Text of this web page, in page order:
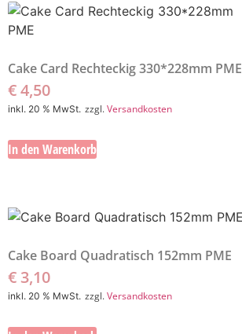
Cake Card Rechteckig 330*228mm PME
€4,50
inkl. 20 % MwSt. zzgl.Versandkosten
In den Warenkorb
Cake Board Quadratisch 152mm PME
€ 3,10
inkl. 20 % MwSt. zzgl.Versandkosten